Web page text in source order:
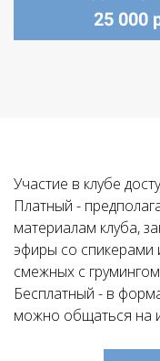
25 000
Участие в клубе
Платный -
материалам клуба,
эфиры со спикерами
смежных с
Бесплатный - в
можно общаться на